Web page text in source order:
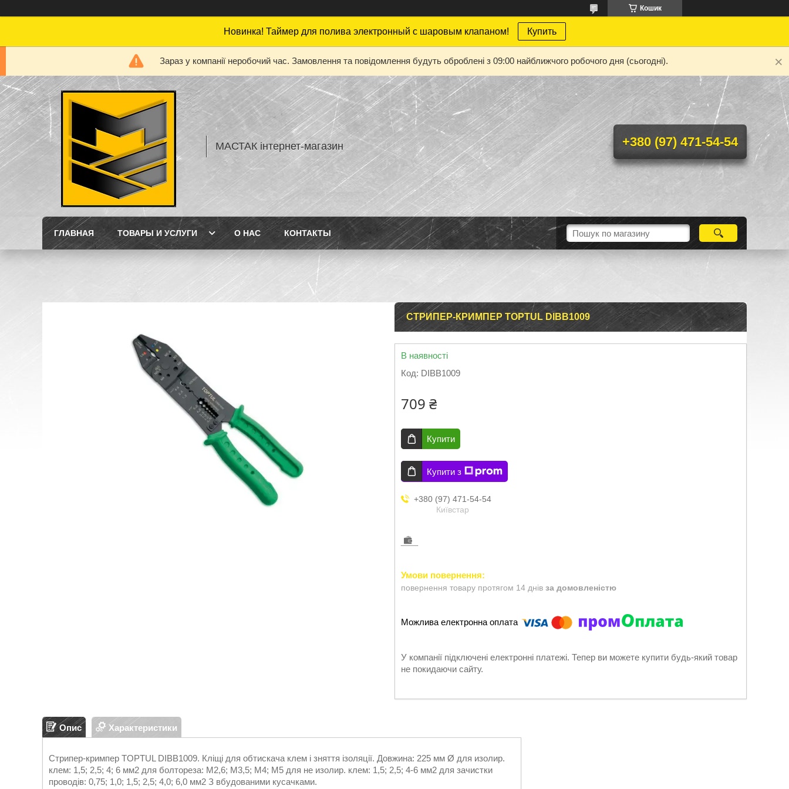
Кошик
Новинка! Таймер для полива электронный с шаровым клапаном! Купить
Зараз у компанії неробочий час. Замовлення та повідомлення будуть оброблені з 09:00 найближчого робочого дня (сьогодні).
МАСТАК інтернет-магазин +380 (97) 471-54-54
ГЛАВНАЯ ТОВАРЫ И УСЛУГИ О НАС КОНТАКТЫ
СТРИПЕР-КРИМПЕР TOPTUL DIBB1009
В наявності
Код: DIBB1009
709 ₴
Купити
Купити з
+380 (97) 471-54-54
Київстар
повернення товару протягом 14 днів за домовленістю
У компанії підключені електронні платежі. Тепер ви можете купити будь-який товар
не покидаючи сайту.
Опис Характеристики
Стрипер-кримпер TOPTUL DIBB1009. Кліщі для обтискача клем і зняття ізоляції. Довжина: 225 мм Ø для изолир.
клем: 1,5; 2,5; 4; 6 мм2 для болтореза: М2,6; М3,5; М4; М5 для не изолир. клем: 1,5; 2,5; 4-6 мм2 для зачистки
проводів: 0,75; 1,0; 1,5; 2,5; 4,0; 6,0 мм2 З вбудованими кусачками.